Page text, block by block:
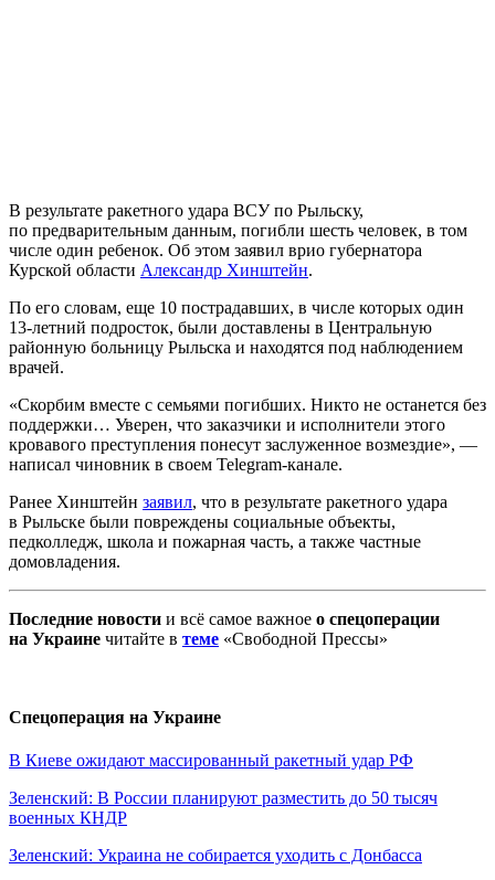
В результате ракетного удара ВСУ по Рыльску,
по предварительным данным, погибли шесть человек, в том
числе один ребенок. Об этом заявил врио губернатора
Курской области Александр Хинштейн.
По его словам, еще 10 пострадавших, в числе которых один
13-летний подросток, были доставлены в Центральную
районную больницу Рыльска и находятся под наблюдением
врачей.
«Скорбим вместе с семьями погибших. Никто не останется без
поддержки… Уверен, что заказчики и исполнители этого
кровавого преступления понесут заслуженное возмездие», —
написал чиновник в своем Telegram-канале.
Ранее Хинштейн заявил, что в результате ракетного удара
в Рыльске были повреждены социальные объекты,
педколледж, школа и пожарная часть, а также частные
домовладения.
Последние новости и всё самое важное о спецоперации
на Украине читайте в теме «Свободной Прессы»
Спецоперация на Украине
В Киеве ожидают массированный ракетный удар РФ
Зеленский: В России планируют разместить до 50 тысяч
военных КНДР
Зеленский: Украина не собирается уходить с Донбасса